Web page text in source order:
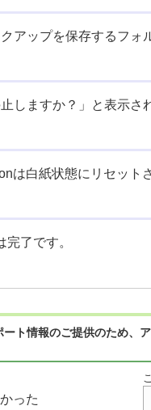
アップを保存するフ
しますか？」と表示
は白紙状態にリセッ
了です。
ート情報のご提供のため
った